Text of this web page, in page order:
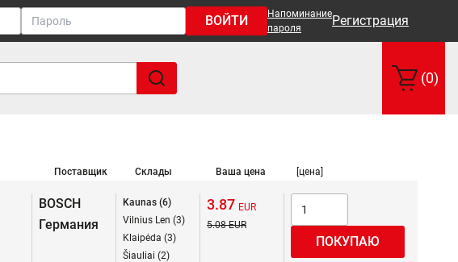
ВОЙТИ
Напоминание
пароля
Регистрация
(0)
Поставщик Склады Ваша цена [цена]
BOSCH
Германия
Kaunas (6)
Vilnius Len (3)
Klaipėda (3)
Šiauliai (2)
3.87
5.08